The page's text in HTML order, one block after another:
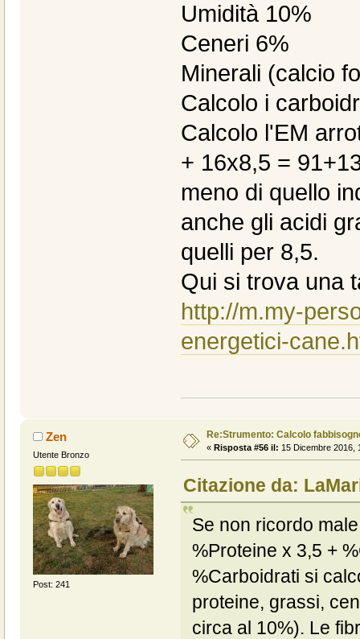
Umidità 10%
Ceneri 6%
Minerali (calcio
Calcolo i
Calcolo l'EM
+ 16x8,5 =
meno di quello
anche gli acidi
quelli per 8,5.
Qui si trova una
http://m.my-
energetici-
Zen
Utente Bronzo
Post: 241
Re:Strumento: Calcolo
« Risposta #56 il: 15 Dicembre 2016,
Citazione da:
Se non ricordo
%Proteine x 3,5 +
%Carboidrati si
proteine, grassi,
circa al 10%). Le